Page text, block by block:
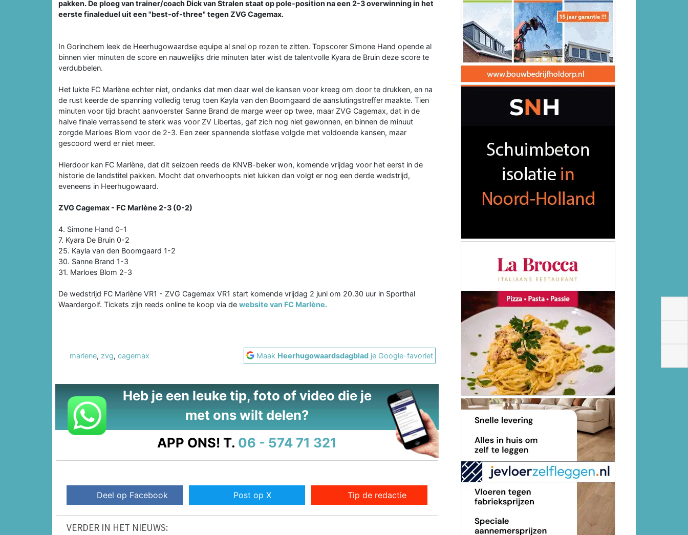
pakken. De ploeg van trainer/coach Dick van Stralen staat op pole-position na een 2-3 overwinning in het
eerste finaleduel uit een "best-of-three" tegen ZVG Cagemax.
In Gorinchem leek de Heerhugowaardse equipe al snel op rozen te zitten. Topscorer Simone Hand opende al
binnen vier minuten de score en nauwelijks drie minuten later wist de talentvolle Kyara de Bruin deze score te
verdubbelen.
Het lukte FC Marlène echter niet, ondanks dat men daar wel de kansen voor kreeg om door te drukken, en na
de rust keerde de spanning volledig terug toen Kayla van den Boomgaard de aanslutingstreffer maakte. Tien
minuten voor tijd bracht aanvoerster Sanne Brand de marge weer op twee, maar ZVG Cagemax, dat in de
halve finale verrassend te sterk was voor ZV Libertas, gaf zich nog niet gewonnen, en binnen de minuut
zorgde Marloes Blom voor de 2-3. Een zeer spannende slotfase volgde met voldoende kansen, maar
gescoord werd er niet meer.
Hierdoor kan FC Marlène, dat dit seizoen reeds de KNVB-beker won, komende vrijdag voor het eerst in de
historie de landstitel pakken. Mocht dat onverhoopts niet lukken dan volgt er nog een derde wedstrijd,
eveneens in Heerhugowaard.
ZVG Cagemax - FC Marlène 2-3 (0-2)
4. Simone Hand 0-1
7. Kyara De Bruin 0-2
25. Kayla van den Boomgaard 1-2
30. Sanne Brand 1-3
31. Marloes Blom 2-3
De wedstrijd FC Marlène VR1 - ZVG Cagemax VR1 start komende vrijdag 2 juni om 20.30 uur in Sporthal
Waardergolf. Tickets zijn reeds online te koop via de website van FC Marlène.
marlene, zvg, cagemax Maak Heerhugowaardsdagblad je Google-favoriet
Heb je een leuke tip, foto of video die je
met ons wilt delen?
APP ONS! T. 06 - 574 71 321
Deel op Facebook Post op X Tip de redactie
VERDER IN HET NIEUWS: